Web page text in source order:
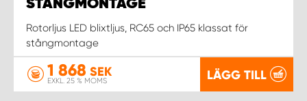
STÅNGMONTAGE
Rotorljus LED blixtljus, RC65 och IP65 klassat för
stångmontage
1 868 SEK
EXKL. 25 % MOMS LÄGG TILL